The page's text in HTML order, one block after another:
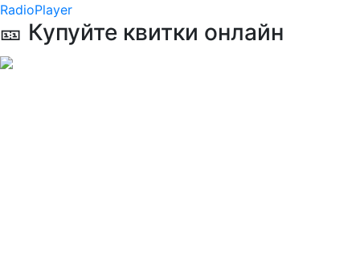
RadioPlayer
🎫 Купуйте квитки онлайн